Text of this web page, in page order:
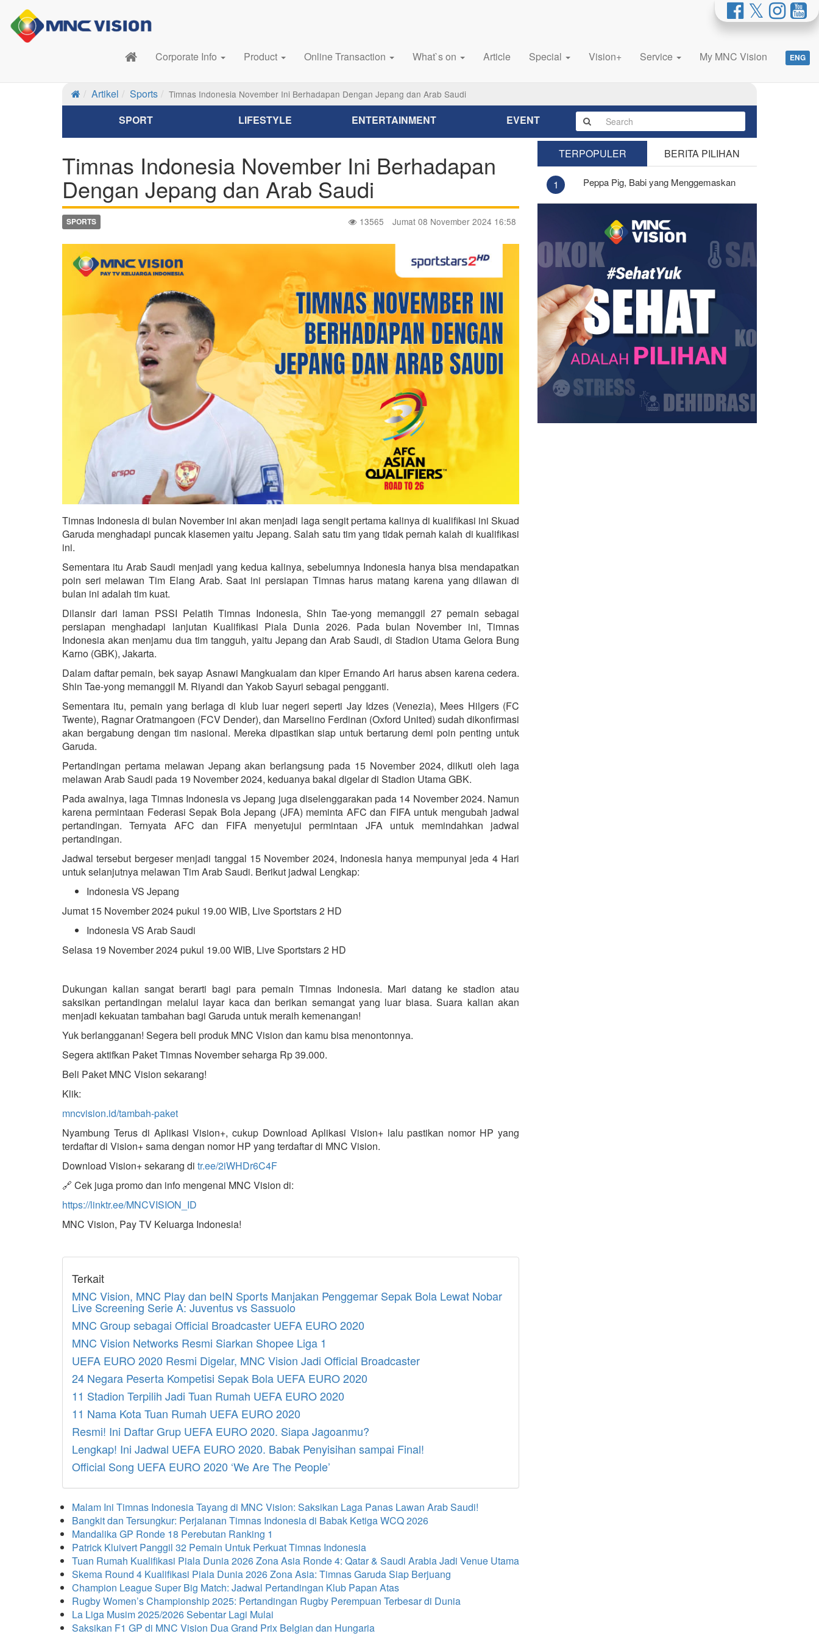
Corporate Info Product Online Transaction What`s on Article Special Vision+ Service My MNC Vision ENG
Artikel Sports Timnas Indonesia November Ini Berhadapan Dengan Jepang dan Arab Saudi
SPORT LIFESTYLE ENTERTAINMENT EVENT
Timnas Indonesia November Ini Berhadapan
Dengan Jepang dan Arab Saudi
SPORTS 13565 Jumat 08 November 2024 16:58
Timnas Indonesia di bulan November ini akan menjadi laga sengit pertama kalinya di kualifikasi ini Skuad
Garuda menghadapi puncak klasemen yaitu Jepang. Salah satu tim yang tidak pernah kalah di kualifikasi
ini.
Sementara itu Arab Saudi menjadi yang kedua kalinya, sebelumnya Indonesia hanya bisa mendapatkan
poin seri melawan Tim Elang Arab. Saat ini persiapan Timnas harus matang karena yang dilawan di
bulan ini adalah tim kuat.
Dilansir dari laman PSSI Pelatih Timnas Indonesia, Shin Tae-yong memanggil 27 pemain sebagai
persiapan menghadapi lanjutan Kualifikasi Piala Dunia 2026. Pada bulan November ini, Timnas
Indonesia akan menjamu dua tim tangguh, yaitu Jepang dan Arab Saudi, di Stadion Utama Gelora Bung
Karno (GBK), Jakarta.
Dalam daftar pemain, bek sayap Asnawi Mangkualam dan kiper Ernando Ari harus absen karena cedera.
Shin Tae-yong memanggil M. Riyandi dan Yakob Sayuri sebagai pengganti.
Sementara itu, pemain yang berlaga di klub luar negeri seperti Jay Idzes (Venezia), Mees Hilgers (FC
Twente), Ragnar Oratmangoen (FCV Dender), dan Marselino Ferdinan (Oxford United) sudah dikonfirmasi
akan bergabung dengan tim nasional. Mereka dipastikan siap untuk bertarung demi poin penting untuk
Garuda.
Pertandingan pertama melawan Jepang akan berlangsung pada 15 November 2024, diikuti oleh laga
melawan Arab Saudi pada 19 November 2024, keduanya bakal digelar di Stadion Utama GBK.
Pada awalnya, laga Timnas Indonesia vs Jepang juga diselenggarakan pada 14 November 2024. Namun
karena permintaan Federasi Sepak Bola Jepang (JFA) meminta AFC dan FIFA untuk mengubah jadwal
pertandingan. Ternyata AFC dan FIFA menyetujui permintaan JFA untuk memindahkan jadwal
pertandingan.
Jadwal tersebut bergeser menjadi tanggal 15 November 2024, Indonesia hanya mempunyai jeda 4 Hari
untuk selanjutnya melawan Tim Arab Saudi. Berikut jadwal Lengkap:
Indonesia VS Jepang
Jumat 15 November 2024 pukul 19.00 WIB, Live Sportstars 2 HD
Indonesia VS Arab Saudi
Selasa 19 November 2024 pukul 19.00 WIB, Live Sportstars 2 HD
Dukungan kalian sangat berarti bagi para pemain Timnas Indonesia. Mari datang ke stadion atau
saksikan pertandingan melalui layar kaca dan berikan semangat yang luar biasa. Suara kalian akan
menjadi kekuatan tambahan bagi Garuda untuk meraih kemenangan!
Yuk berlangganan! Segera beli produk MNC Vision dan kamu bisa menontonnya.
Segera aktifkan Paket Timnas November seharga Rp 39.000.
Beli Paket MNC Vision sekarang!
Klik:
mncvision.id/tambah-paket
Nyambung Terus di Aplikasi Vision+, cukup Download Aplikasi Vision+ lalu pastikan nomor HP yang
terdaftar di Vision+ sama dengan nomor HP yang terdaftar di MNC Vision.
Download Vision+ sekarang di tr.ee/2iWHDr6C4F
🔗 Cek juga promo dan info mengenai MNC Vision di:
https://linktr.ee/MNCVISION_ID
MNC Vision, Pay TV Keluarga Indonesia!
Terkait
MNC Vision, MNC Play dan beIN Sports Manjakan Penggemar Sepak Bola Lewat Nobar
Live Screening Serie A: Juventus vs Sassuolo
MNC Group sebagai Official Broadcaster UEFA EURO 2020
MNC Vision Networks Resmi Siarkan Shopee Liga 1
UEFA EURO 2020 Resmi Digelar, MNC Vision Jadi Official Broadcaster
24 Negara Peserta Kompetisi Sepak Bola UEFA EURO 2020
11 Stadion Terpilih Jadi Tuan Rumah UEFA EURO 2020
11 Nama Kota Tuan Rumah UEFA EURO 2020
Resmi! Ini Daftar Grup UEFA EURO 2020. Siapa Jagoanmu?
Lengkap! Ini Jadwal UEFA EURO 2020. Babak Penyisihan sampai Final!
Official Song UEFA EURO 2020 ‘We Are The People’
Malam Ini Timnas Indonesia Tayang di MNC Vision: Saksikan Laga Panas Lawan Arab Saudi!
Bangkit dan Tersungkur: Perjalanan Timnas Indonesia di Babak Ketiga WCQ 2026
Mandalika GP Ronde 18 Perebutan Ranking 1
Patrick Kluivert Panggil 32 Pemain Untuk Perkuat Timnas Indonesia
Tuan Rumah Kualifikasi Piala Dunia 2026 Zona Asia Ronde 4: Qatar & Saudi Arabia Jadi Venue Utama
Skema Round 4 Kualifikasi Piala Dunia 2026 Zona Asia: Timnas Garuda Siap Berjuang
Champion League Super Big Match: Jadwal Pertandingan Klub Papan Atas
Rugby Women’s Championship 2025: Pertandingan Rugby Perempuan Terbesar di Dunia
La Liga Musim 2025/2026 Sebentar Lagi Mulai
Saksikan F1 GP di MNC Vision Dua Grand Prix Belgian dan Hungaria
TERPOPULER BERITA PILIHAN
1 Peppa Pig, Babi yang Menggemaskan